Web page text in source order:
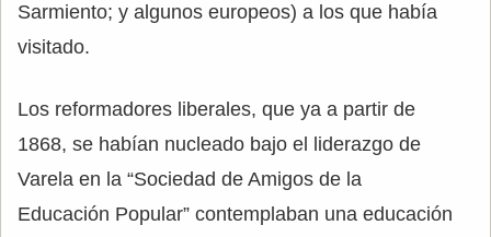
Sarmiento; y algunos europeos) a los que había
visitado.
Los reformadores liberales, que ya a partir de
1868, se habían nucleado bajo el liderazgo de
Varela en la “Sociedad de Amigos de la
Educación Popular” contemplaban una educación